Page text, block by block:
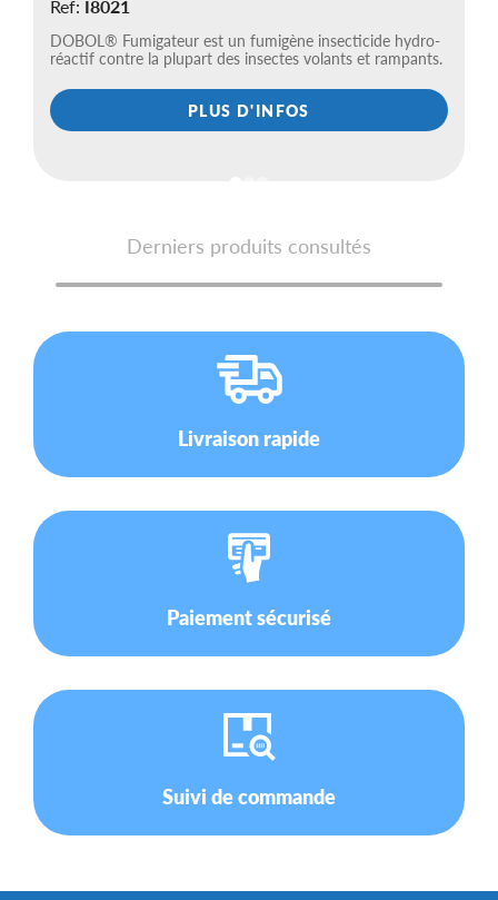
Ref: I8021
DOBOL® Fumigateur est un fumigène insecticide hydro-
réactif contre la plupart des insectes volants et rampants.
PLUS D'INFOS
Derniers produits consultés
Livraison rapide
Paiement sécurisé
Suivi de commande